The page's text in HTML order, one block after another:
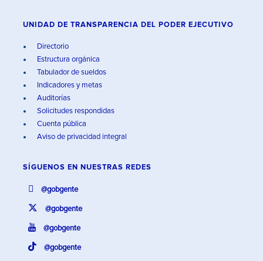
UNIDAD DE TRANSPARENCIA DEL PODER EJECUTIVO
Directorio
Estructura orgánica
Tabulador de sueldos
Indicadores y metas
Auditorías
Solicitudes respondidas
Cuenta pública
Aviso de privacidad integral
SÍGUENOS EN NUESTRAS REDES
@gobgente
@gobgente
@gobgente
@gobgente